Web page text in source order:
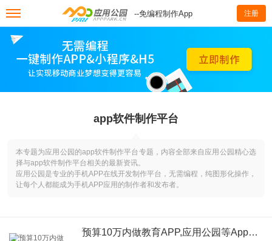
--免编程制作App 注册
app软件制作平台
本专题为应用公园的app软件制作平台专题，内容全部来自应用公园精心选
择与app软件制作平台相关的最新资讯。
应用公园是专业的手机APP在线开发制作平台，无需编程，纯图形化操作，
让每个人都能成为手机APP应用的制作者和发布者。
预算10万内做教育APP,应用公园等App公司哪家值得选?